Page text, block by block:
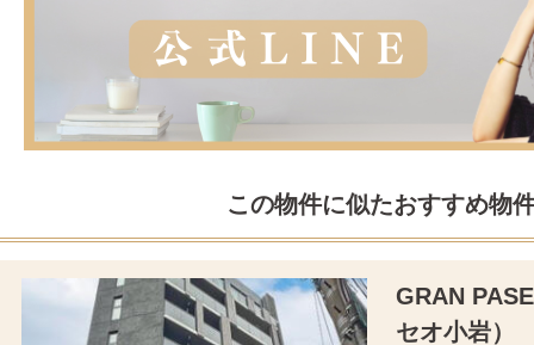
この物件に似たおすすめ物
GRAN
セオ小岩）